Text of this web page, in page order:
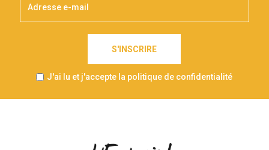
S'INSCRIRE
J'ai lu et j'accepte la politique de confidentialité